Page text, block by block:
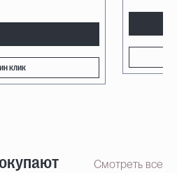
клик
Смотреть все